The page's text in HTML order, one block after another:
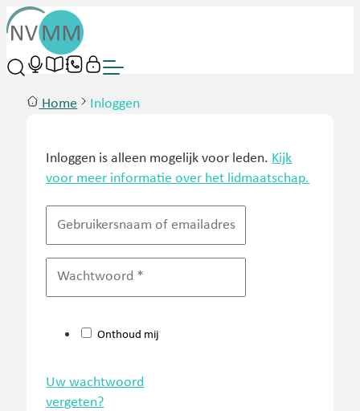
Home Inloggen
Inloggen is alleen mogelijk voor leden. Kijk
voor meer informatie over het lidmaatschap.
Onthoud mij
Uw wachtwoord
vergeten?